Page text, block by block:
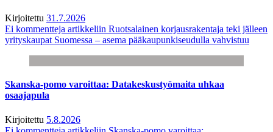
Kirjoitettu 31.7.2026
Ei kommentteja artikkeliin Ruotsalainen korjausrakentaja teki jälleen
yrityskaupat Suomessa – asema pääkaupunkiseudulla vahvistuu
Skanska-pomo varoittaa: Datakeskustyömaita uhkaa
osaajapula
Kirjoitettu 5.8.2026